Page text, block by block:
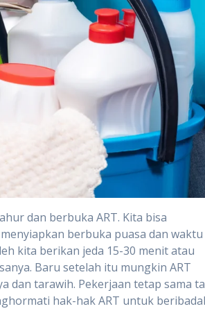
dan berbuka ART. Kita bisa
berbuka puasa dan waktu
kita berikan jeda 15-30 menit atau
Baru setelah itu mungkin ART
dan tarawih. Pekerjaan tetap sama
hak-hak ART untuk